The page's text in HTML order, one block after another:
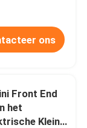
ons
Front End
het
Kleine